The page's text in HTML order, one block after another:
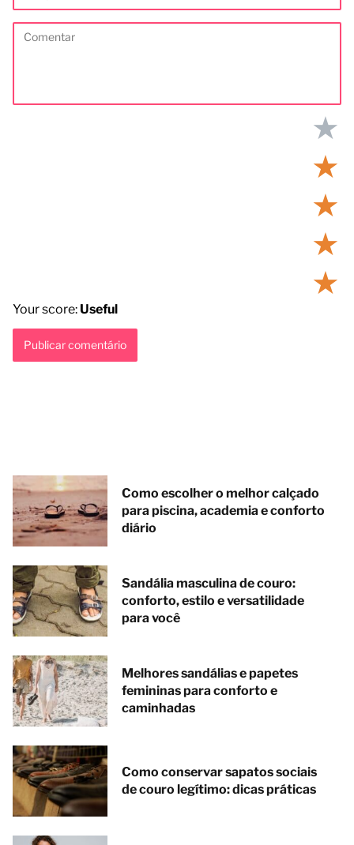
★
★
★
★
★
Your score: Useful
Como escolher o melhor calçado
para piscina, academia e conforto
diário
Sandália masculina de couro:
conforto, estilo e versatilidade
para você
Melhores sandálias e papetes
femininas para conforto e
caminhadas
Como conservar sapatos sociais
de couro legítimo: dicas práticas